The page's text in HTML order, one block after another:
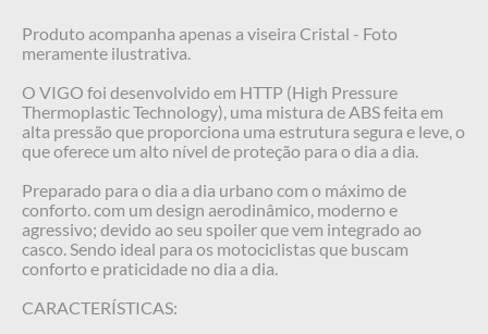
Produto acompanha apenas a viseira Cristal - Foto
meramente ilustrativa.
O VIGO foi desenvolvido em HTTP (High Pressure
Thermoplastic Technology), uma mistura de ABS feita em
alta pressão que proporciona uma estrutura segura e leve, o
que oferece um alto nível de proteção para o dia a dia.
Preparado para o dia a dia urbano com o máximo de
conforto. com um design aerodinâmico, moderno e
agressivo; devido ao seu spoiler que vem integrado ao
casco. Sendo ideal para os motociclistas que buscam
conforto e praticidade no dia a dia.
CARACTERÍSTICAS: